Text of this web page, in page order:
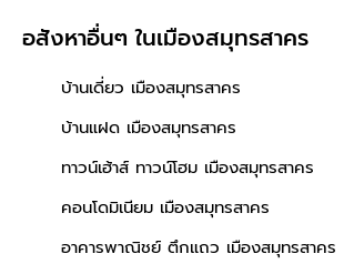
อสังหาอื่นๆในเมืองสมุทรสาคร
บ้านเดี่ยว เมืองสมุทรสาคร
บ้านแฝด เมืองสมุทรสาคร
ทาวน์เฮ้าส์ ทาวน์โฮม เมืองสมุทรสาคร
คอนโดมิเนียม เมืองสมุทรสาคร
อาคารพาณิชย์ ตึกแถว เมืองสมุทรสาคร